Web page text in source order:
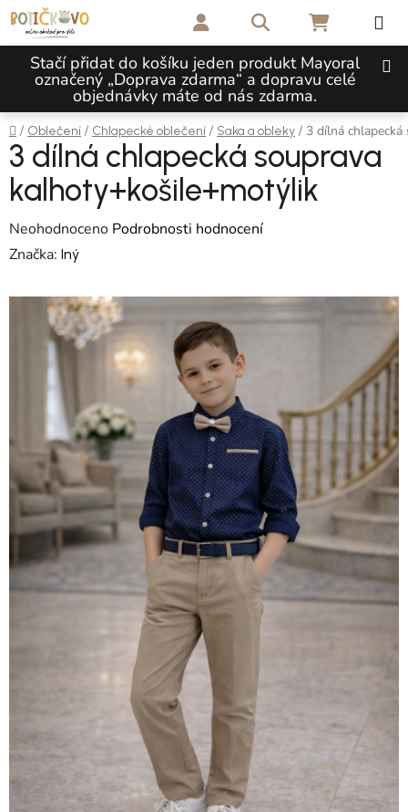
Přejít na obsah
Stačí přidat do košíku jeden produkt Mayoral
označený „Doprava zdarma“ a dopravu celé
objednávky máte od nás zdarma.
Hledat NÁKUPNÍ
Domů
/ Oblečení / Chlapecké oblečení / Saka a obleky / 3 dílná
3 dílná chlapecká souprava
kalhoty+košile+motýlik
Průměrné hodnocení produktu je 0,0 z 5 hvězdiček.
Neohodnoceno Podrobnosti hodnocení
Značka: Iný